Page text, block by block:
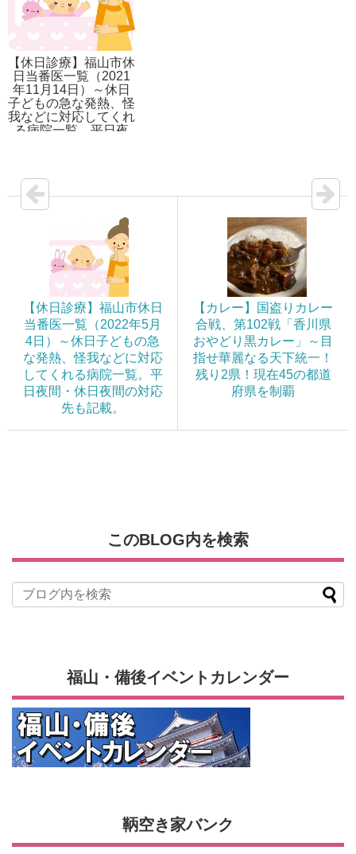
【休日診療】福山市休
日当番医一覧（2021
年11月14日）～休日
子どもの急な発熱、怪
我などに対応してくれ
る病院一覧。平日夜
【休日診療】福山市休日
当番医一覧（2022年5月
4日）～休日子どもの急
な発熱、怪我などに対応
してくれる病院一覧。平
日夜間・休日夜間の対応
先も記載。
【カレー】国盗りカレー
合戦、第102戦「香川県
おやどり黒カレー」～目
指せ華麗なる天下統一！
残り2県！現在45の都道
府県を制覇
このBLOG内を検索
福山・備後イベントカレンダー
鞆空き家バンク